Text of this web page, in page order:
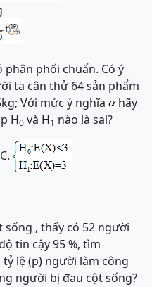
phối chuẩn. Có ý
ta cân thử 64 sản phẩm
Với mức ý nghĩa
hãy
H0 và H1 nào là sai?
C.
, thấy có 52 người
tin cậy 95 %, tìm
lệ (p) người làm công
người bị đau cột sống?